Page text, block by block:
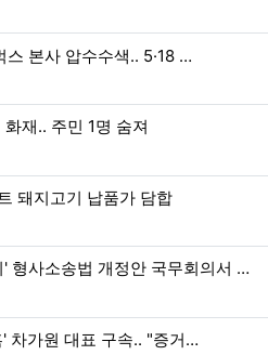
본사 압수수색.. 5·18 …
재.. 주민 1명 숨져
돼지고기 납품가 담합
형사소송법 개정안 국무회의서 …
차가원 대표 구속.. "증거…